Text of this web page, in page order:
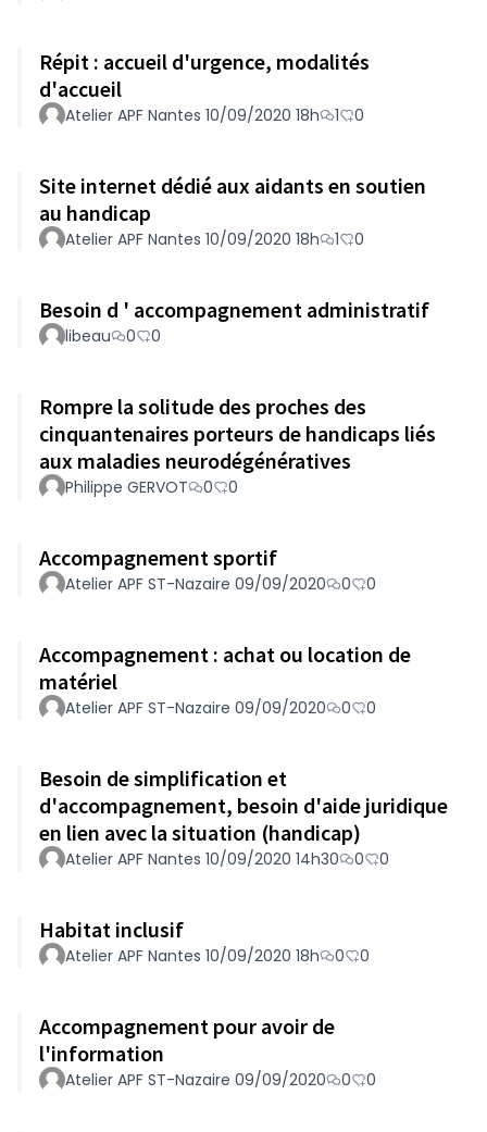
Répit : accueil d'urgence, modalités
d'accueil
Atelier APF Nantes 10/09/2020 18h 1 0
Site internet dédié aux aidants en soutien
au handicap
Atelier APF Nantes 10/09/2020 18h 1 0
Besoin d ' accompagnement administratif
libeau 0 0
Rompre la solitude des proches des
cinquantenaires porteurs de handicaps liés
aux maladies neurodégénératives
Philippe GERVOT 0 0
Accompagnement sportif
Atelier APF ST-Nazaire 09/09/2020 0 0
Accompagnement : achat ou location de
matériel
Atelier APF ST-Nazaire 09/09/2020 0 0
Besoin de simplification et
d'accompagnement, besoin d'aide juridique
en lien avec la situation (handicap)
Atelier APF Nantes 10/09/2020 14h30 0 0
Habitat inclusif
Atelier APF Nantes 10/09/2020 18h 0 0
Accompagnement pour avoir de
l'information
Atelier APF ST-Nazaire 09/09/2020 0 0